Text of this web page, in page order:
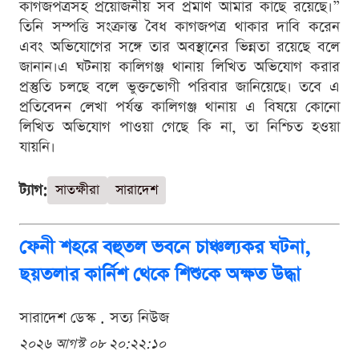
কাগজপত্রসহ প্রয়োজনীয় সব প্রমাণ আমার কাছে রয়েছে।”
তিনি সম্পত্তি সংক্রান্ত বৈধ কাগজপত্র থাকার দাবি করেন
এবং অভিযোগের সঙ্গে তার অবস্থানের ভিন্নতা রয়েছে বলে
জানান।এ ঘটনায় কালিগঞ্জ থানায় লিখিত অভিযোগ করার
প্রস্তুতি চলছে বলে ভুক্তভোগী পরিবার জানিয়েছে। তবে এ
প্রতিবেদন লেখা পর্যন্ত কালিগঞ্জ থানায় এ বিষয়ে কোনো
লিখিত অভিযোগ পাওয়া গেছে কি না, তা নিশ্চিত হওয়া
যায়নি।
ট্যাগ: সাতক্ষীরা সারাদেশ
ফেনী শহরে বহুতল ভবনে চাঞ্চল্যকর ঘটনা,
ছয়তলার কার্নিশ থেকে শিশুকে অক্ষত উদ্ধা
সারাদেশ ডেস্ক . সত্য নিউজ
২০২৬ আগস্ট ০৮ ২০:২২:১০